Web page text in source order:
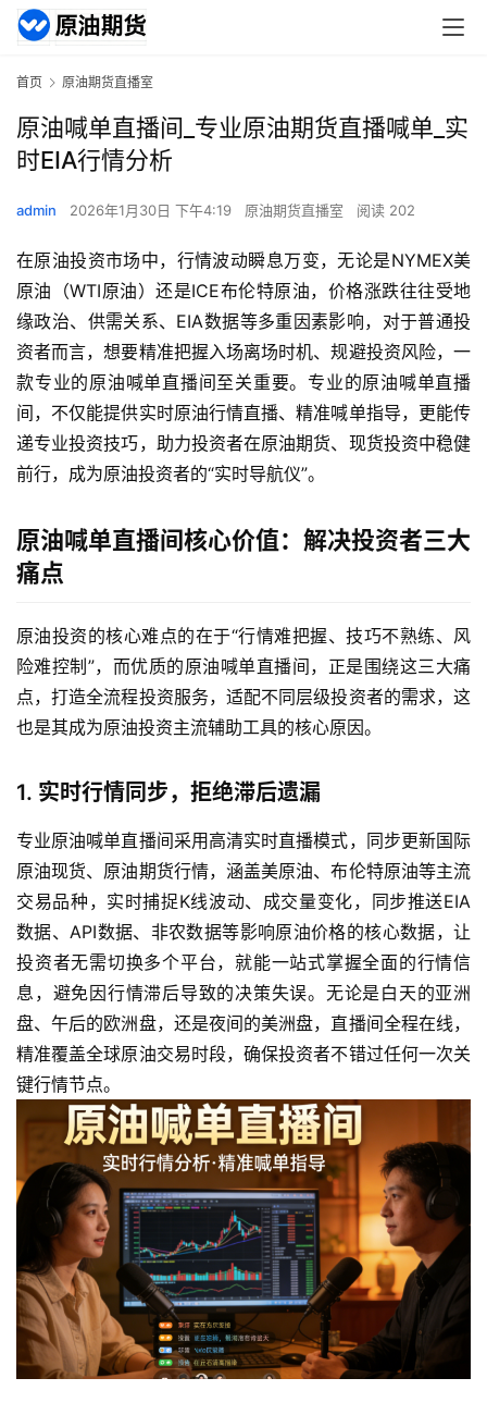
首页 原油期货直播室
原油喊单直播间_专业原油期货直播喊单_实
时EIA行情分析
admin 2026年1月30日 下午4:19 原油期货直播室 阅读 202
在原油投资市场中，行情波动瞬息万变，无论是NYMEX美
原油（WTI原油）还是ICE布伦特原油，价格涨跌往往受地
缘政治、供需关系、EIA数据等多重因素影响，对于普通投
资者而言，想要精准把握入场离场时机、规避投资风险，一
款专业的原油喊单直播间至关重要。专业的原油喊单直播
间，不仅能提供实时原油行情直播、精准喊单指导，更能传
递专业投资技巧，助力投资者在原油期货、现货投资中稳健
前行，成为原油投资者的“实时导航仪”。
原油喊单直播间核心价值：解决投资者三大
痛点
原油投资的核心难点的在于“行情难把握、技巧不熟练、风
险难控制”，而优质的原油喊单直播间，正是围绕这三大痛
点，打造全流程投资服务，适配不同层级投资者的需求，这
也是其成为原油投资主流辅助工具的核心原因。
1. 实时行情同步，拒绝滞后遗漏
专业原油喊单直播间采用高清实时直播模式，同步更新国际
原油现货、原油期货行情，涵盖美原油、布伦特原油等主流
交易品种，实时捕捉K线波动、成交量变化，同步推送EIA
数据、API数据、非农数据等影响原油价格的核心数据，让
投资者无需切换多个平台，就能一站式掌握全面的行情信
息，避免因行情滞后导致的决策失误。无论是白天的亚洲
盘、午后的欧洲盘，还是夜间的美洲盘，直播间全程在线，
精准覆盖全球原油交易时段，确保投资者不错过任何一次关
键行情节点。